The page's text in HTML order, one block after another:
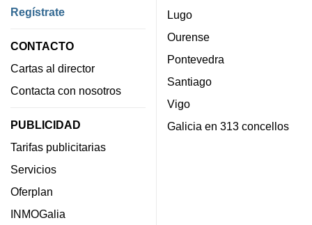
Regístrate
CONTACTO
Cartas al director
Contacta con nosotros
PUBLICIDAD
Tarifas publicitarias
Servicios
Oferplan
INMOGalia
Lugo
Ourense
Pontevedra
Santiago
Vigo
Galicia en 313 concellos